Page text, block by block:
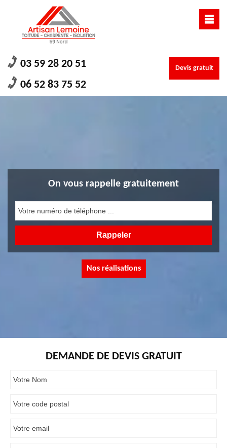
03 59 28 20 51
06 52 83 75 52
Devis gratuit
On vous rappelle gratuitement
Nos réalisations
DEMANDE DE DEVIS GRATUIT